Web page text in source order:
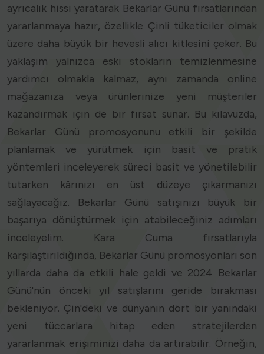
ayrıcalık hissi yaratarak Bekarlar Günü fırsatlarından
yararlanmaya hazır, özellikle Çinli tüketiciler olmak
üzere daha büyük bir hevesli alıcı kitlesini çeker. Bu
yaklaşım yalnızca eski stokların temizlenmesine
yardımcı olmakla kalmaz, aynı zamanda online
mağazanıza veya ürünlerinize yeni müşteriler
kazandırmak için de bir fırsat sunar. Bu kılavuzda,
Bekarlar Günü promosyonunu etkili bir şekilde
planlamak ve yürütmek için basit ve pratik
yöntemleri inceleyerek süreci basit ve yönetilebilir
tutarken kârınızı en üst düzeye çıkarmanızı
sağlayacağız. Bekarlar Günü satışınızı büyük bir
başarıya dönüştürmek için atabileceğiniz adımları
inceleyelim. Kara Cuma fırsatlarıyla
karşılaştırıldığında, Bekarlar Günü promosyonları son
yıllarda daha da etkili hale geldi ve 2024 Bekarlar
Günü'nün önceki yıl satışlarını geride bırakması
bekleniyor. Çin'deki ve dünyanın dört bir yanındaki
yeni tüccarlara hitap eden stratejilerden
yararlanmak erişiminizi daha da artırabilir. Örneğin,